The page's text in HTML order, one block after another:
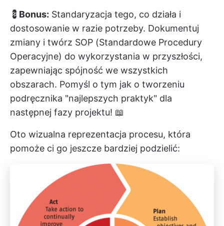
💈 Bonus: Standaryzacja tego, co działa i
dostosowanie w razie potrzeby. Dokumentuj
zmiany i twórz SOP (Standardowe Procedury
Operacyjne) do wykorzystania w przyszłości,
zapewniając spójność we wszystkich
obszarach. Pomyśl o tym jak o tworzeniu
podręcznika "najlepszych praktyk" dla
następnej fazy projektu! 📖
Oto wizualna reprezentacja procesu, która
pomoże ci go jeszcze bardziej podzielić: